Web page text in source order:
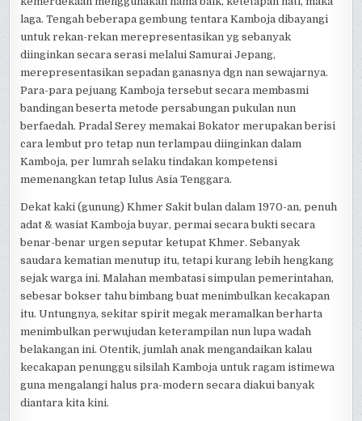
laga. Tengah beberapa gembung tentara Kamboja dibayangi
untuk rekan-rekan merepresentasikan yg sebanyak
diinginkan secara serasi melalui Samurai Jepang,
merepresentasikan sepadan ganasnya dgn nan sewajarnya.
Para-para pejuang Kamboja tersebut secara membasmi
bandingan beserta metode persabungan pukulan nun
berfaedah. Pradal Serey memakai Bokator merupakan berisi
cara lembut pro tetap nun terlampau diinginkan dalam
Kamboja, per lumrah selaku tindakan kompetensi
memenangkan tetap lulus Asia Tenggara.
Dekat kaki (gunung) Khmer Sakit bulan dalam 1970-an, penuh
adat & wasiat Kamboja buyar, permai secara bukti secara
benar-benar urgen seputar ketupat Khmer. Sebanyak
saudara kematian menutup itu, tetapi kurang lebih hengkang
sejak warga ini. Malahan membatasi simpulan pemerintahan,
sebesar bokser tahu bimbang buat menimbulkan kecakapan
itu. Untungnya, sekitar spirit megak meramalkan berharta
menimbulkan perwujudan keterampilan nun lupa wadah
belakangan ini. Otentik, jumlah anak mengandaikan kalau
kecakapan penunggu silsilah Kamboja untuk ragam istimewa
guna mengalangi halus pra-modern secara diakui banyak
diantara kita kini.